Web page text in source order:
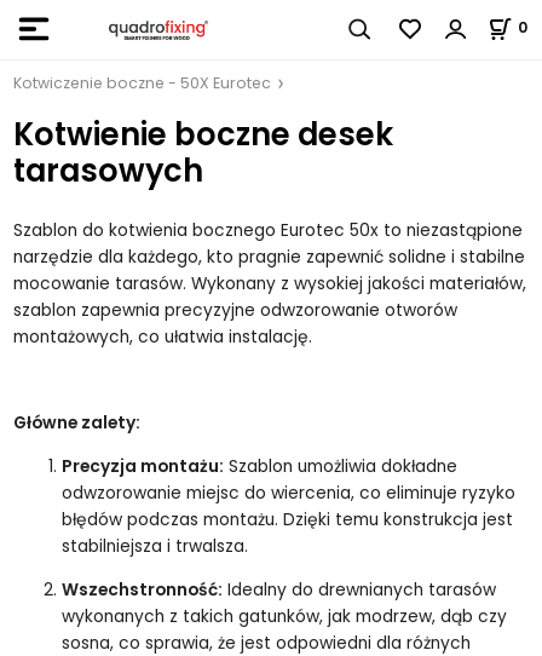
0
Kotwiczenie boczne - 50X Eurotec
Kotwienie boczne desek
tarasowych
Szablon do kotwienia bocznego Eurotec 50x to niezastąpione
narzędzie dla każdego, kto pragnie zapewnić solidne i stabilne
mocowanie tarasów. Wykonany z wysokiej jakości materiałów,
szablon zapewnia precyzyjne odwzorowanie otworów
montażowych, co ułatwia instalację.
Główne zalety:
Precyzja montażu: Szablon umożliwia dokładne
odwzorowanie miejsc do wiercenia, co eliminuje ryzyko
błędów podczas montażu. Dzięki temu konstrukcja jest
stabilniejsza i trwalsza.
Wszechstronność: Idealny do drewnianych tarasów
wykonanych z takich gatunków, jak modrzew, dąb czy
sosna, co sprawia, że jest odpowiedni dla różnych